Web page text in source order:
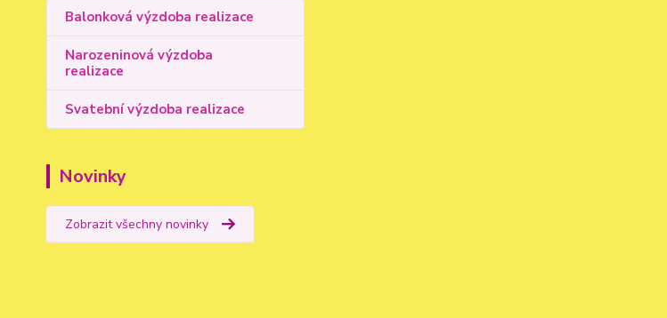
Balonková výzdoba realizace
Narozeninová výzdoba
realizace
Svatební výzdoba realizace
Novinky
Zobrazit všechny novinky